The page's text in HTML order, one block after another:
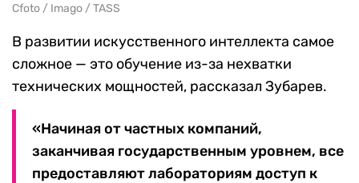
Cfoto / Imago / TASS
В развитии искусственного интеллекта самое
сложное — это обучение из-за нехватки
технических мощностей, рассказал Зубарев.
«Начиная от частных компаний,
заканчивая государственным уровнем, все
предоставляют лабораториям доступ к